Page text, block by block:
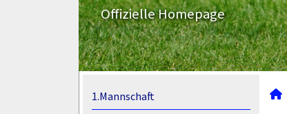
Offizielle Homepage
1.Mannschaft